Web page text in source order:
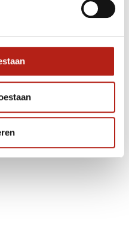
- 81 cm
49,98
44,98